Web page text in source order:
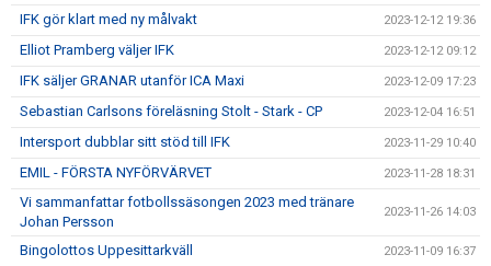
IFK gör klart med ny målvakt 2023-12-12 19:36
Elliot Pramberg väljer IFK 2023-12-12 09:12
IFK säljer GRANAR utanför ICA Maxi 2023-12-09 17:23
Sebastian Carlsons föreläsning Stolt - Stark - CP 2023-12-04 16:51
Intersport dubblar sitt stöd till IFK 2023-11-29 10:40
EMIL - FÖRSTA NYFÖRVÄRVET 2023-11-28 18:31
Vi sammanfattar fotbollssäsongen 2023 med tränare
Johan Persson
2023-11-26 14:03
Bingolottos Uppesittarkväll 2023-11-09 16:37